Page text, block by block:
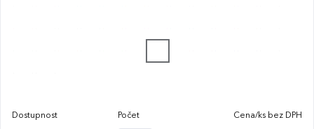
Dostupnost Počet Cena/ks bez DPH